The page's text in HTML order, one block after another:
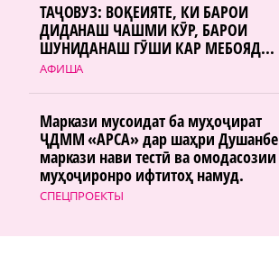
АФИША
ТАҶОВУЗ: ВОҚЕИЯТЕ, КИ БАРОИ
ДИДАНАШ ЧАШМИ КӮР, БАРОИ
ШУНИДАНАШ ГӮШИ КАР МЕБОЯД...
СПЕЦПРОЕКТЫ
Маркази мусоидат ба муҳоҷират
ҶДММ «АРСА» дар шаҳри Душанбе
маркази нави тестӣ ва омодасозии
муҳоҷиронро ифтитоҳ намуд.